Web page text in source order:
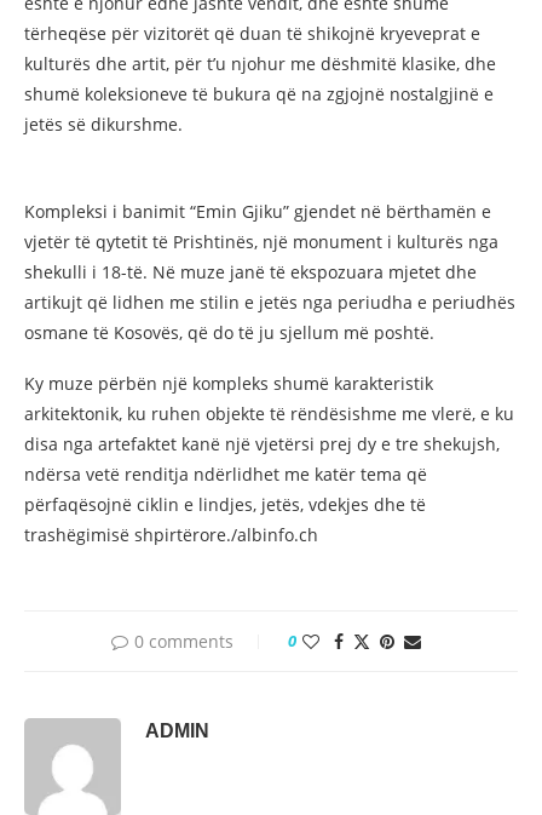
tërheqëse për vizitorët që duan të shikojnë kryeveprat e
kulturës dhe artit, për t’u njohur me dëshmitë klasike, dhe
shumë koleksioneve të bukura që na zgjojnë nostalgjinë e
jetës së dikurshme.
Kompleksi i banimit “Emin Gjiku” gjendet në bërthamën e
vjetër të qytetit të Prishtinës, një monument i kulturës nga
shekulli i 18-të. Në muze janë të ekspozuara mjetet dhe
artikujt që lidhen me stilin e jetës nga periudha e periudhës
osmane të Kosovës, që do të ju sjellum më poshtë.
Ky muze përbën një kompleks shumë karakteristik
arkitektonik, ku ruhen objekte të rëndësishme me vlerë, e ku
disa nga artefaktet kanë një vjetërsi prej dy e tre shekujsh,
ndërsa vetë renditja ndërlidhet me katër tema që
përfaqësojnë ciklin e lindjes, jetës, vdekjes dhe të
trashëgimisë shpirtërore./albinfo.ch
0 comments 0
ADMIN